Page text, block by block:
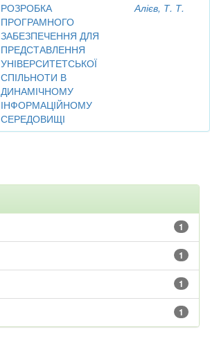
РОЗРОБКА
ПРОГРАМНОГО
ЗАБЕЗПЕЧЕННЯ ДЛЯ
ПРЕДСТАВЛЕННЯ
УНІВЕРСИТЕТСЬКОЇ
СПІЛЬНОТИ В
ДИНАМІЧНОМУ
ІНФОРМАЦІЙНОМУ
СЕРЕДОВИЩІ
Алієв, Т. Т.
1
1
1
1